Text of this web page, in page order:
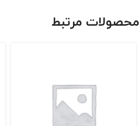
محصولات مرتبط